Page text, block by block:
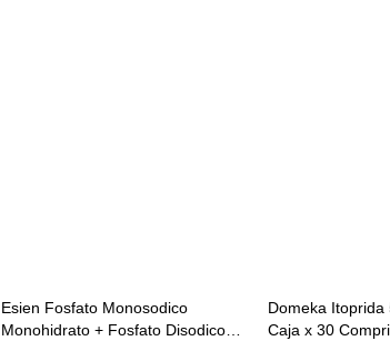
Esien Fosfato Monosodico
Monohidrato + Fosfato Disodico
Domeka Itoprida
Caja x 30